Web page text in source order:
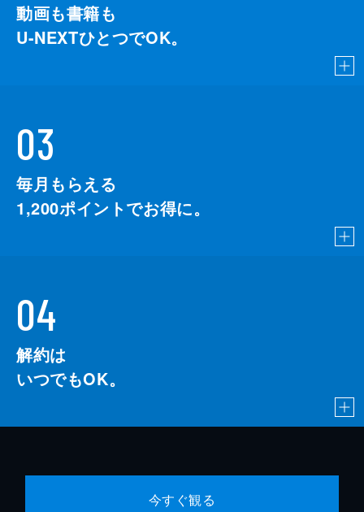
動画も書籍も
U-NEXTひとつでOK。
03
毎月もらえる
1,200ポイントでお得に。
04
解約は
いつでもOK。
今すぐ観る